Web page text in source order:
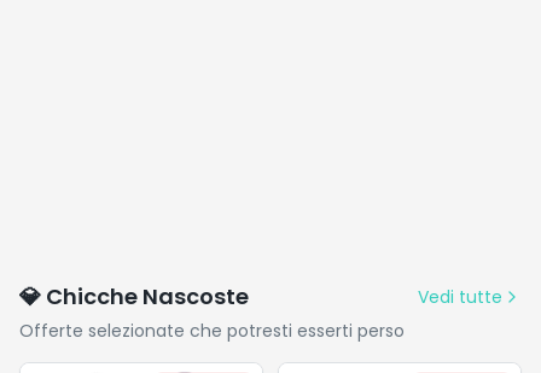
💎 Chicche Nascoste
Vedi tutte
Offerte selezionate che potresti esserti perso